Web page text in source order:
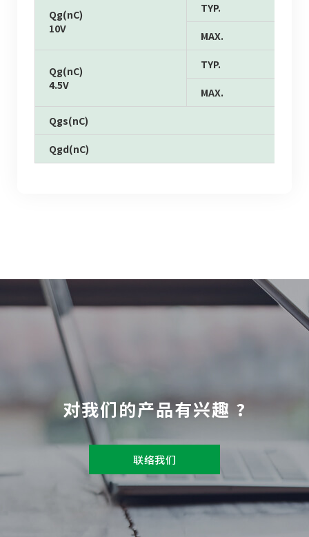
Qg(nC)
10V
TYP.
MAX.
Qg(nC)
4.5V
TYP.
MAX.
Qgs(nC)
Qgd(nC)
对我们的产品有兴趣 ?
联络我们